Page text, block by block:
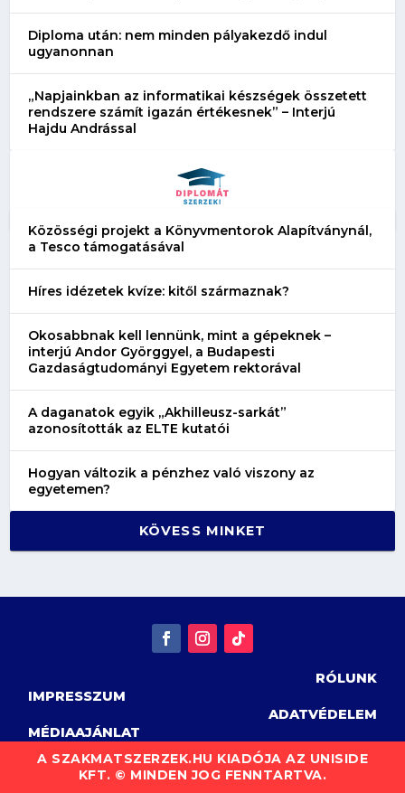
Diploma után: nem minden pályakezdő indul
ugyanonnan
„Napjainkban az informatikai készségek összetett
rendszere számít igazán értékesnek” – Interjú
Hajdu Andrással
Közösségi projekt a Könyvmentorok Alapítványnál,
a Tesco támogatásával
Híres idézetek kvíze: kitől származnak?
Okosabbnak kell lennünk, mint a gépeknek –
interjú Andor Györggyel, a Budapesti
Gazdaságtudományi Egyetem rektorával
A daganatok egyik „Akhilleusz-sarkát”
azonosították az ELTE kutatói
Hogyan változik a pénzhez való viszony az
egyetemen?
KÖVESS MINKET
RÓLUNK
IMPRESSZUM
ADATVÉDELEM
MÉDIAAJÁNLAT
A SZAKMATSZERZEK.HU KIADÓJA AZ UNISIDE
KFT. © MINDEN JOG FENNTARTVA.